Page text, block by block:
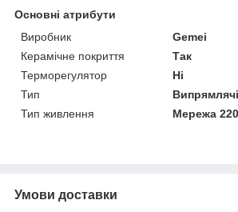
Основні атрибути
Виробник
Gemei
Керамічне покриття
Так
Терморегулятор
Ні
Тип
Випрямлячі
Тип живлення
Мережа
Умови доставки